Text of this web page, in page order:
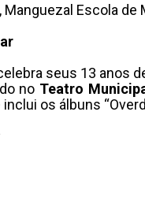
Escola de
seus 13 anos
no Teatro
os álbuns